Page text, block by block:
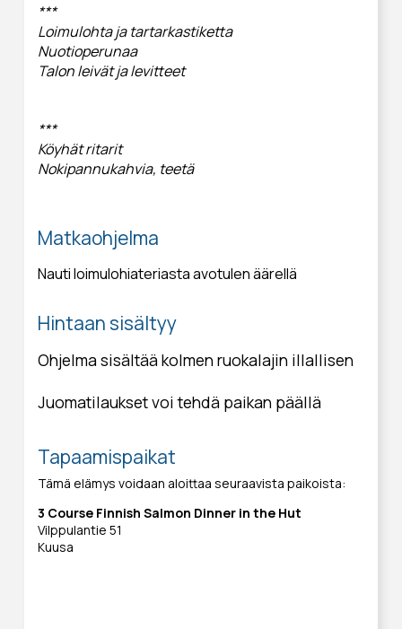
***
Loimulohta ja tartarkastiketta
Nuotioperunaa
Talon leivät ja levitteet
***
Köyhät ritarit
Nokipannukahvia, teetä
Matkaohjelma
Nauti loimulohiateriasta avotulen äärellä
Hintaan sisältyy
Ohjelma sisältää kolmen ruokalajin illallisen
Juomatilaukset voi tehdä paikan päällä
Tapaamispaikat
Tämä elämys voidaan aloittaa seuraavista paikoista:
3 Course Finnish Salmon Dinner in the Hut
Vilppulantie 51
Kuusa